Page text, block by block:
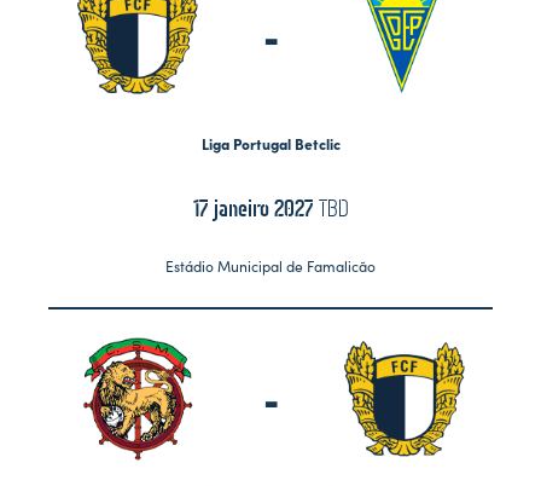
-
Liga Portugal Betclic
17 janeiro 2027 TBD
Estádio Municipal de Famalicão
-